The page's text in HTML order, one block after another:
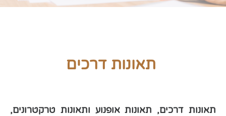
תאונות דרכים
תאונות דרכים, תאונות אופנוע ותאונות טרקטרונים,